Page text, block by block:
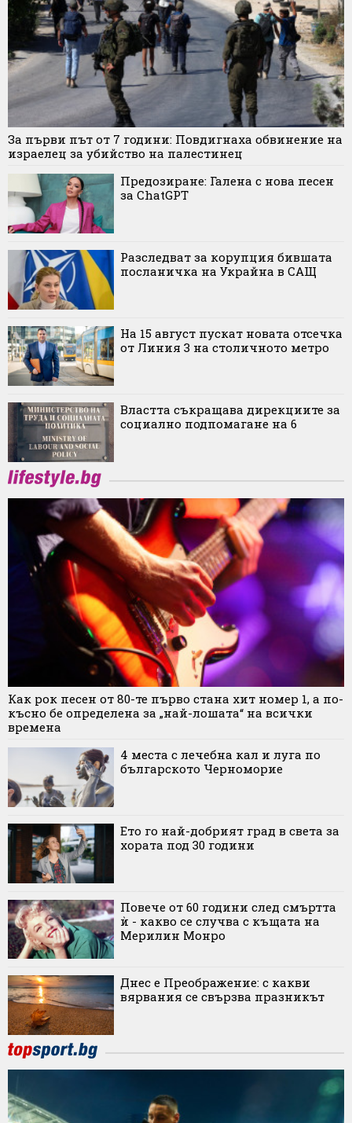
За първи път от 7 години: Повдигнаха обвинение на
израелец за убийство на палестинец
Предозиране: Галена с нова песен
за ChatGPT
Разследват за корупция бившата
посланичка на Украйна в САЩ
На 15 август пускат новата отсечка
от Линия 3 на столичното метро
Властта съкращава дирекциите за
социално подпомагане на 6
Как рок песен от 80-те първо стана хит номер 1, а по-
късно бе определена за „най-лошата“ на всички
времена
4 места с лечебна кал и луга по
българското Черноморие
Ето го най-добрият град в света за
хората под 30 години
Повече от 60 години след смъртта
ѝ - какво се случва с къщата на
Мерилин Монро
Днес е Преображение: с какви
вярвания се свързва празникът